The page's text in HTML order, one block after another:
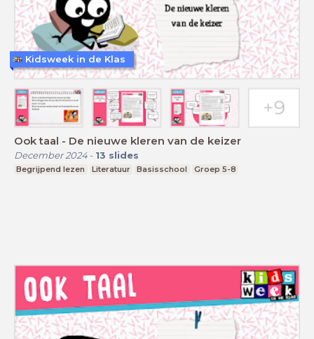
Ook taal - De nieuwe kleren van de keizer
December 2024- 13 slides
Begrijpend lezen Literatuur Basisschool Groep 5-8
Kidsweek in de Klas